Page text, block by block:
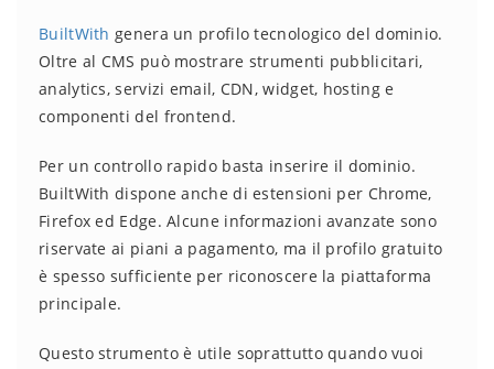
BuiltWith genera un profilo tecnologico del dominio.
Oltre al CMS può mostrare strumenti pubblicitari,
analytics, servizi email, CDN, widget, hosting e
componenti del frontend.
Per un controllo rapido basta inserire il dominio.
BuiltWith dispone anche di estensioni per Chrome,
Firefox ed Edge. Alcune informazioni avanzate sono
riservate ai piani a pagamento, ma il profilo gratuito
è spesso sufficiente per riconoscere la piattaforma
principale.
Questo strumento è utile soprattutto quando vuoi